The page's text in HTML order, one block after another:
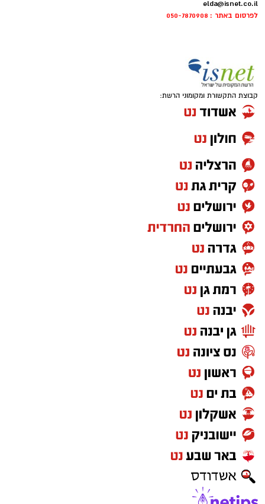
elda@isnet.co.il
לפרסום באתר : 050-7870908
קבוצת התקשורת ומקומוני הרשת: